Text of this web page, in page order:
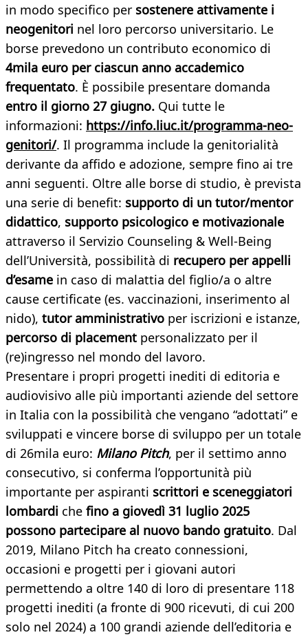
in modo specifico per sostenere attivamente i
neogenitori nel loro percorso universitario. Le
borse prevedono un contributo economico di
4mila euro per ciascun anno accademico
frequentato. È possibile presentare domanda
entro il giorno 27 giugno. Qui tutte le
informazioni: https://info.liuc.it/programma-neo-
genitori/. Il programma include la genitorialità
derivante da affido e adozione, sempre fino ai tre
anni seguenti. Oltre alle borse di studio, è prevista
una serie di benefit: supporto di un tutor/mentor
didattico, supporto psicologico e motivazionale
attraverso il Servizio Counseling & Well-Being
dell’Università, possibilità di recupero per appelli
d’esame in caso di malattia del figlio/a o altre
cause certificate (es. vaccinazioni, inserimento al
nido), tutor amministrativo per iscrizioni e istanze,
percorso di placement personalizzato per il
(re)ingresso nel mondo del lavoro.
Presentare i propri progetti inediti di editoria e
audiovisivo alle più importanti aziende del settore
in Italia con la possibilità che vengano “adottati” e
sviluppati e vincere borse di sviluppo per un totale
di 26mila euro: Milano Pitch, per il settimo anno
consecutivo, si conferma l’opportunità più
importante per aspiranti scrittori e sceneggiatori
lombardi che fino a giovedì 31 luglio 2025
possono partecipare al nuovo bando gratuito. Dal
2019, Milano Pitch ha creato connessioni,
occasioni e progetti per i giovani autori
permettendo a oltre 140 di loro di presentare 118
progetti inediti (a fronte di 900 ricevuti, di cui 200
solo nel 2024) a 100 grandi aziende dell’editoria e